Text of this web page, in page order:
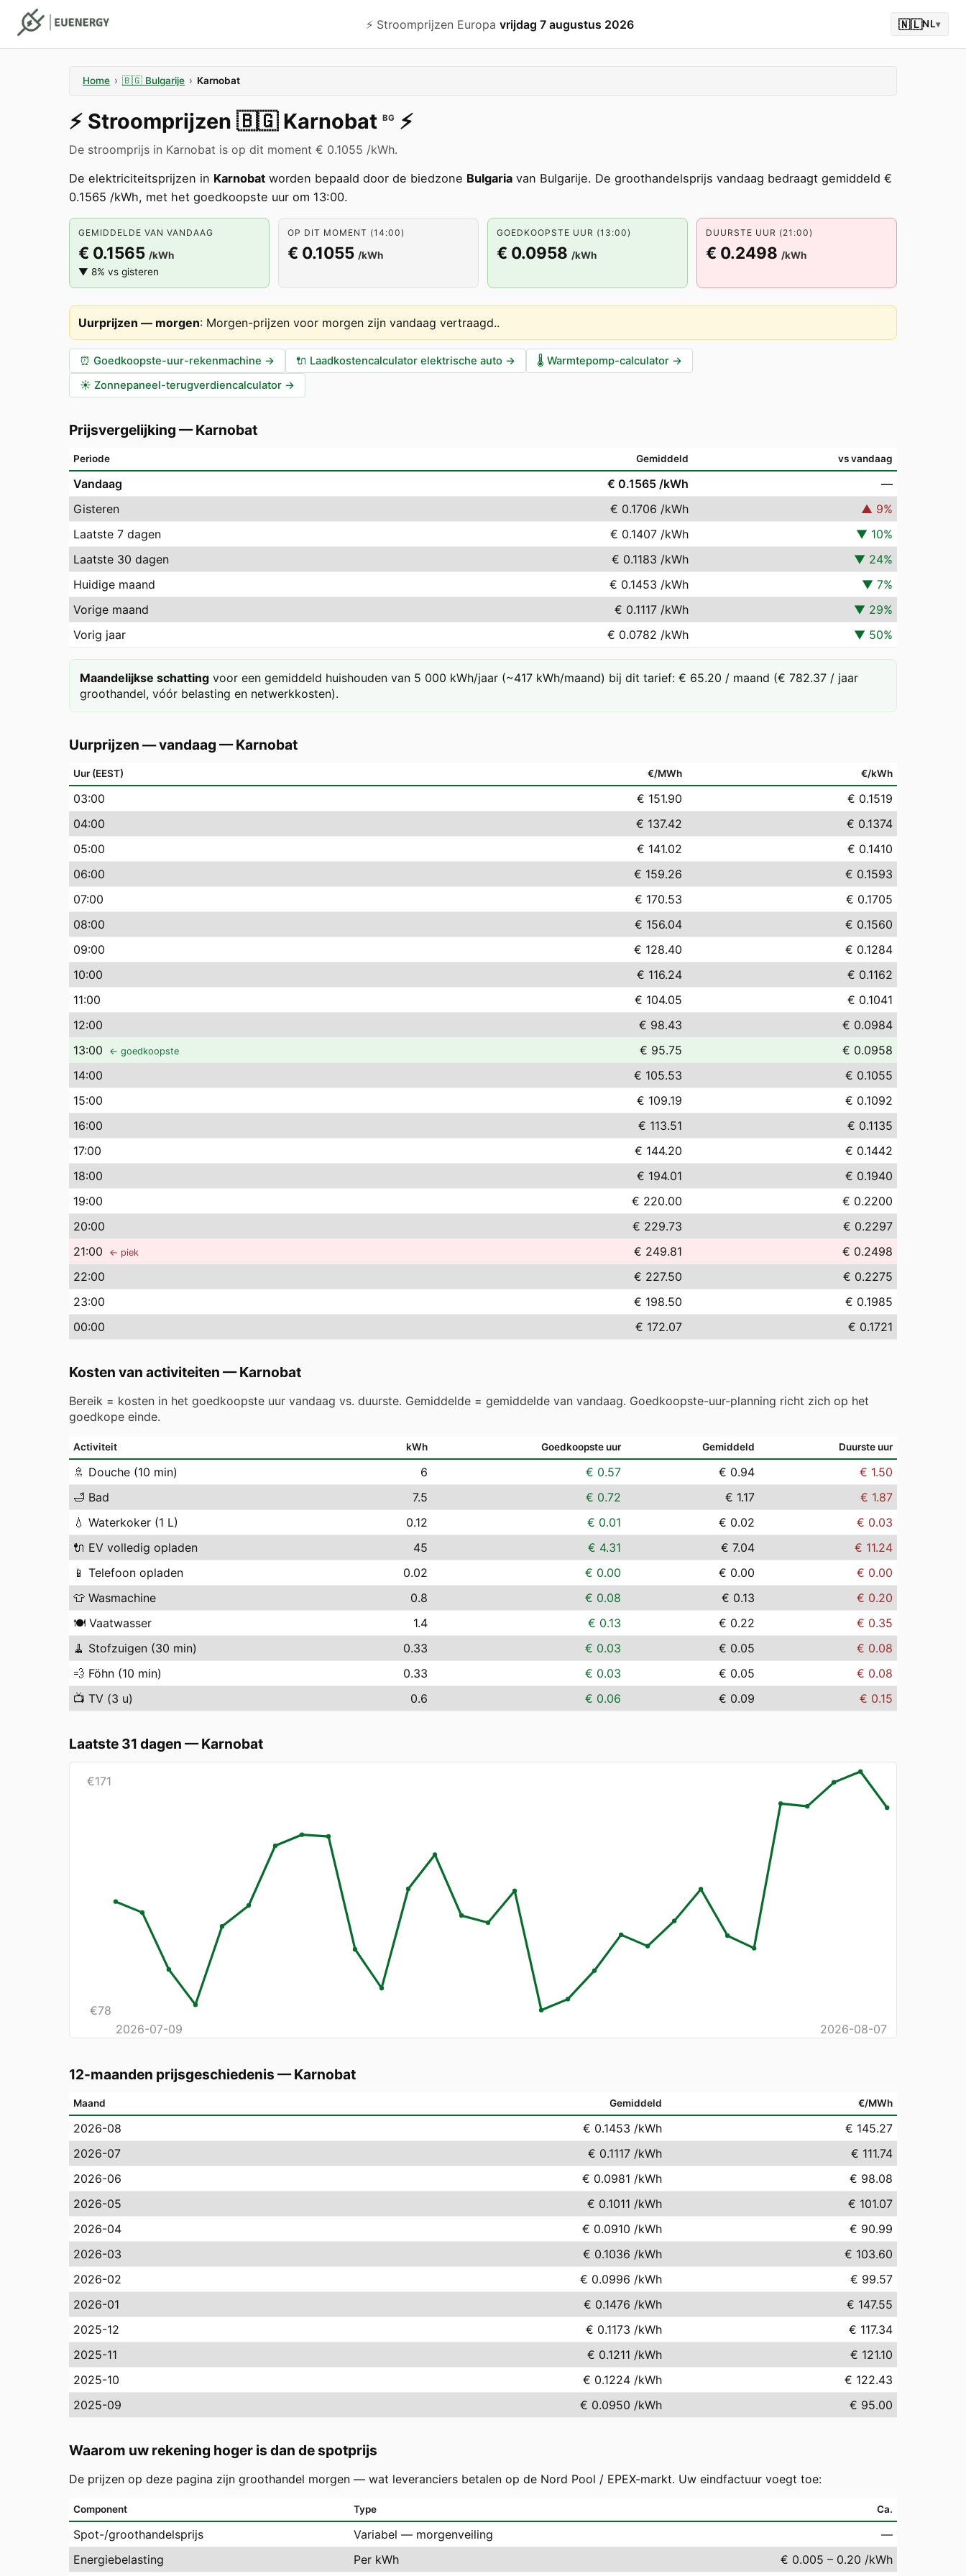
⚡️ Stroomprijzen Europa vrijdag 7 augustus 2026 🇳🇱NL▾
Home › 🇧🇬 Bulgarije › Karnobat
⚡️ Stroomprijzen 🇧🇬 Karnobat BG ⚡️
De stroomprijs in Karnobat is op dit moment € 0.1055 /kWh.
De elektriciteitsprijzen in Karnobat worden bepaald door de biedzone Bulgaria van Bulgarije. De groothandelsprijs vandaag bedraagt gemiddeld €
0.1565 /kWh, met het goedkoopste uur om 13:00.
GEMIDDELDE VAN VANDAAG
€ 0.1565 /kWh
▼ 8% vs gisteren
OP DIT MOMENT (14:00)
€ 0.1055 /kWh
GOEDKOOPSTE UUR (13:00)
€ 0.0958 /kWh
DUURSTE UUR (21:00)
€ 0.2498 /kWh
Uurprijzen — morgen: Morgen-prijzen voor morgen zijn vandaag vertraagd..
⏰ Goedkoopste-uur-rekenmachine → 🔌 Laadkostencalculator elektrische auto → 🌡️ Warmtepomp-calculator →
☀️ Zonnepaneel-terugverdiencalculator →
Prijsvergelijking —Karnobat
Periode Gemiddeld vs vandaag
Vandaag € 0.1565 /kWh
—
Gisteren
€ 0.1706 /kWh ▲ 9%
Laatste 7 dagen
€ 0.1407 /kWh ▼ 10%
Laatste 30 dagen
€ 0.1183 /kWh ▼ 24%
Huidige maand
€ 0.1453 /kWh ▼ 7%
Vorige maand
€ 0.1117 /kWh ▼ 29%
Vorig jaar
€ 0.0782 /kWh ▼ 50%
Maandelijkse schatting voor een gemiddeld huishouden van 5 000 kWh/jaar (~417 kWh/maand) bij dit tarief: € 65.20 / maand (€ 782.37 / jaar
groothandel, vóór belasting en netwerkkosten).
Uurprijzen — vandaag —Karnobat
Uur (EEST) €/MWh €/kWh
03:00 € 151.90
€ 0.1519
04:00 € 137.42
€ 0.1374
05:00 € 141.02
€ 0.1410
06:00 € 159.26
€ 0.1593
07:00 € 170.53
€ 0.1705
08:00 € 156.04
€ 0.1560
09:00 € 128.40
€ 0.1284
10:00 € 116.24
€ 0.1162
11:00 € 104.05
€ 0.1041
12:00 € 98.43
€ 0.0984
13:00 ← goedkoopste € 95.75
€ 0.0958
14:00 € 105.53
€ 0.1055
15:00 € 109.19
€ 0.1092
16:00 € 113.51
€ 0.1135
17:00 € 144.20
€ 0.1442
18:00 € 194.01
€ 0.1940
19:00 € 220.00
€ 0.2200
20:00 € 229.73
€ 0.2297
21:00 ← piek € 249.81
€ 0.2498
22:00 € 227.50
€ 0.2275
23:00 € 198.50
€ 0.1985
00:00 € 172.07 € 0.1721
Kosten van activiteiten —Karnobat
Bereik = kosten in het goedkoopste uur vandaag vs. duurste. Gemiddelde = gemiddelde van vandaag. Goedkoopste-uur-planning richt zich op het
goedkope einde.
Activiteit kWh Goedkoopste uur Gemiddeld Duurste uur
🚿 Douche (10 min) 6 € 0.57 € 0.94
€ 1.50
🛁 Bad 7.5 € 0.72 € 1.17
€ 1.87
💧 Waterkoker (1 L) 0.12 € 0.01 € 0.02
€ 0.03
🔌 EV volledig opladen 45 € 4.31 € 7.04
€ 11.24
📱 Telefoon opladen 0.02 € 0.00 € 0.00
€ 0.00
👕 Wasmachine 0.8 € 0.08 € 0.13
€ 0.20
🍽️ Vaatwasser 1.4 € 0.13 € 0.22
€ 0.35
🧹 Stofzuigen (30 min) 0.33 € 0.03 € 0.05
€ 0.08
💨 Föhn (10 min) 0.33 € 0.03 € 0.05
€ 0.08
📺 TV (3 u) 0.6 € 0.06 € 0.09 € 0.15
Laatste 31 dagen —Karnobat
€171
€78
2026-07-09
2026-08-07
12-maanden prijsgeschiedenis —Karnobat
Maand Gemiddeld €/MWh
2026-08 € 0.1453 /kWh
€ 145.27
2026-07
€ 0.1117 /kWh
€ 111.74
2026-06
€ 0.0981 /kWh
€ 98.08
2026-05
€ 0.1011 /kWh
€ 101.07
2026-04
€ 0.0910 /kWh
€ 90.99
2026-03
€ 0.1036 /kWh
€ 103.60
2026-02
€ 0.0996 /kWh
€ 99.57
2026-01
€ 0.1476 /kWh
€ 147.55
2025-12
€ 0.1173 /kWh
€ 117.34
2025-11
€ 0.1211 /kWh
€ 121.10
2025-10
€ 0.1224 /kWh
€ 122.43
2025-09
€ 0.0950 /kWh € 95.00
Waarom uw rekening hoger is dan de spotprijs
De prijzen op deze pagina zijn groothandel morgen — wat leveranciers betalen op de Nord Pool / EPEX-markt. Uw eindfactuur voegt toe:
Component Type Ca.
Spot-/groothandelsprijs Variabel — morgenveiling
—
Energiebelasting
Per kWh € 0.005 – 0.20 /kWh